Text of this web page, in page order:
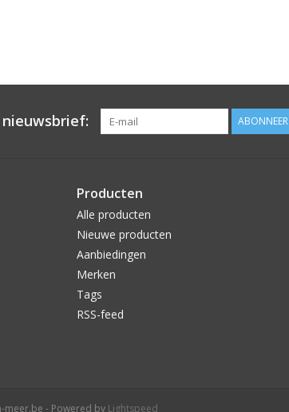
ABONNEER
Producten
Alle producten
Nieuwe producten
Aanbiedingen
Merken
Tags
RSS-feed
meer.be - Powered by Lightspeed